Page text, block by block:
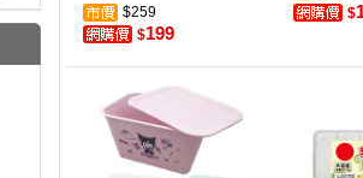
$259
$199
$